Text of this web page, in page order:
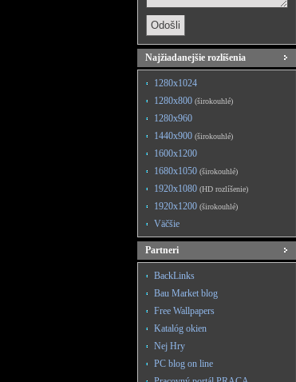
Najžiadanejšie rozlíšenia
1280x1024
1280x800 (širokouhlé)
1280x960
1440x900 (širokouhlé)
1600x1200
1680x1050 (širokouhlé)
1920x1080 (HD rozlíšenie)
1920x1200 (širokouhlé)
Väčšie
Partneri
BackLinks
Bau Market blog
Free Wallpapers
Katalóg okien
Nej Hry
PC blog on line